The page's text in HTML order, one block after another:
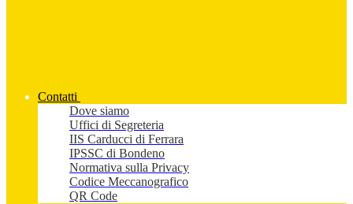
Contatti
Dove siamo
Uffici di Segreteria
IIS Carducci di Ferrara
IPSSC di Bondeno
Normativa sulla Privacy
Codice Meccanografico
QR Code